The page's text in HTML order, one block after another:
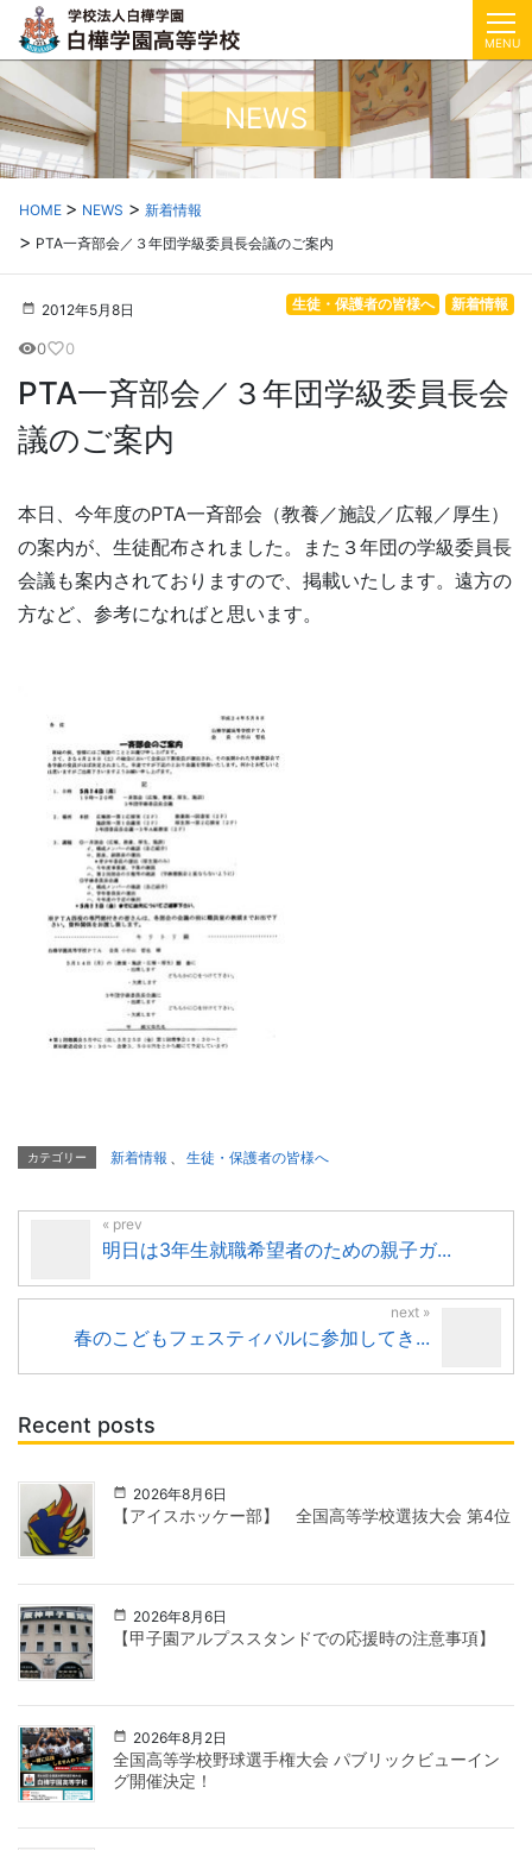
MENU
NEWS
HOME NEWS
新着情報
PTA一斉部会／３年団学級委員長会議のご案内
2012年5月8日 新着情報
生徒・保護者の皆様へ
visibility0favorite_border0
PTA一斉部会／３年団学級委員長会
議のご案内
本日、今年度のPTA一斉部会（教養／施設／広報／厚生）
の案内が、生徒配布されました。また３年団の学級委員長
会議も案内されておりますので、掲載いたします。遠方の
方など、参考になればと思います。
カテゴリー 新着情報 生徒・保護者の皆様へ
明日は3年生就職希望者のための親子ガ...
春のこどもフェスティバルに参加してき...
Recent posts
2026年8月6日
【アイスホッケー部】 全国高等学校選抜大会 第4位
2026年8月6日
【甲子園アルプススタンドでの応援時の注意事項】
2026年8月2日
全国高等学校野球選手権大会 パブリックビューイン
グ開催決定！